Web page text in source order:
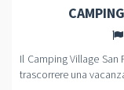
Il Camping Village
trascorrere una